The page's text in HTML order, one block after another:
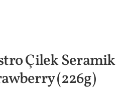
Çilek Seramik
(226g)